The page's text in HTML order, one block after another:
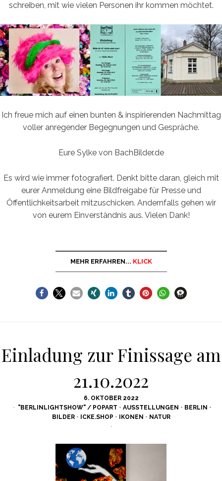
schreiben, mit wie vielen Personen ihr kommen möchtet.
Ich freue mich auf einen bunten & inspirierenden Nachmittag
voller anregender Begegnungen und Gespräche.
Eure Sylke von BachBilder.de
Es wird wie immer fotografiert. Denkt bitte daran, gleich mit
eurer Anmeldung eine Bildfreigabe für Presse und
Öffentlichkeitsarbeit mitzuschicken. Andernfalls gehen wir
von eurem Einverständnis aus. Vielen Dank!
MEHR ERFAHREN... KLICK
Einladung zur Finissage am
21.10.2022
POSTED
ON
6. OKTOBER 2022
"BERLINLIGHTSHOW" / POPART • AUSSTELLUNGEN • BERLIN •
BILDER• ICKE.SHOP • IKONEN • NATUR